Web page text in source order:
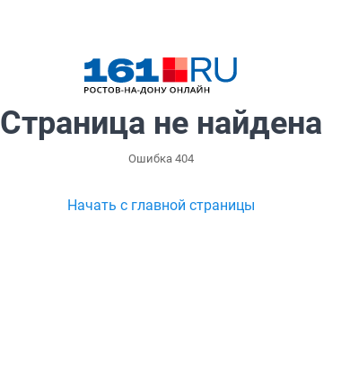
Страница не найдена
Ошибка 404
Начать с главной страницы